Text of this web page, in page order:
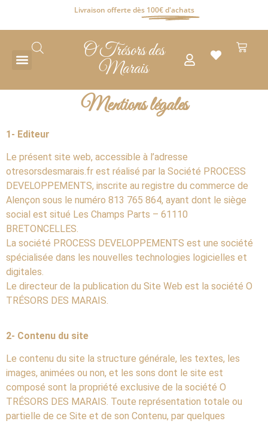
Livraison offerte dès 100€ d'achats
O Trésors des
Marais
Mentions légales
1- Editeur
Le présent site web, accessible à l’adresse
otresorsdesmarais.fr est réalisé par la Société PROCESS
DEVELOPPEMENTS, inscrite au registre du commerce de
Alençon sous le numéro 813 765 864, ayant dont le siège
social est situé Les Champs Parts – 61110
BRETONCELLES.
La société PROCESS DEVELOPPEMENTS est une société
spécialisée dans les nouvelles technologies logicielles et
digitales.
Le directeur de la publication du Site Web est la société O
TRÉSORS DES MARAIS.
2- Contenu du site
Le contenu du site la structure générale, les textes, les
images, animées ou non, et les sons dont le site est
composé sont la propriété exclusive de la société O
TRÉSORS DES MARAIS. Toute représentation totale ou
partielle de ce Site et de son Contenu, par quelques